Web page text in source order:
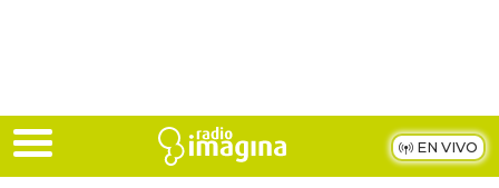
EN VIVO